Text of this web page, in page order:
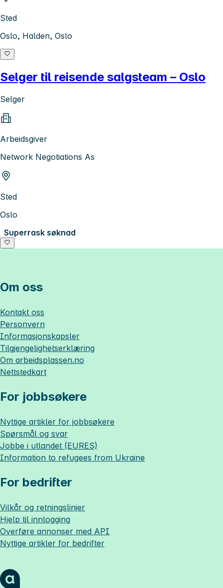
Sted
Oslo, Halden, Oslo
Selger til reisende salgsteam – Oslo
Selger
Arbeidsgiver
Network Negotiations As
Sted
Oslo
Superrask søknad
Om oss
Kontakt oss
Personvern
Informasjonskapsler
Tilgjengelighetserklæring
Om arbeidsplassen.no
Nettstedkart
For jobbsøkere
Nyttige artikler for jobbsøkere
Spørsmål og svar
Jobbe i utlandet (EURES)
Information to refugees from Ukraine
For bedrifter
Vilkår og retningslinjer
Hjelp til innlogging
Overføre annonser med API
Nyttige artikler for bedrifter